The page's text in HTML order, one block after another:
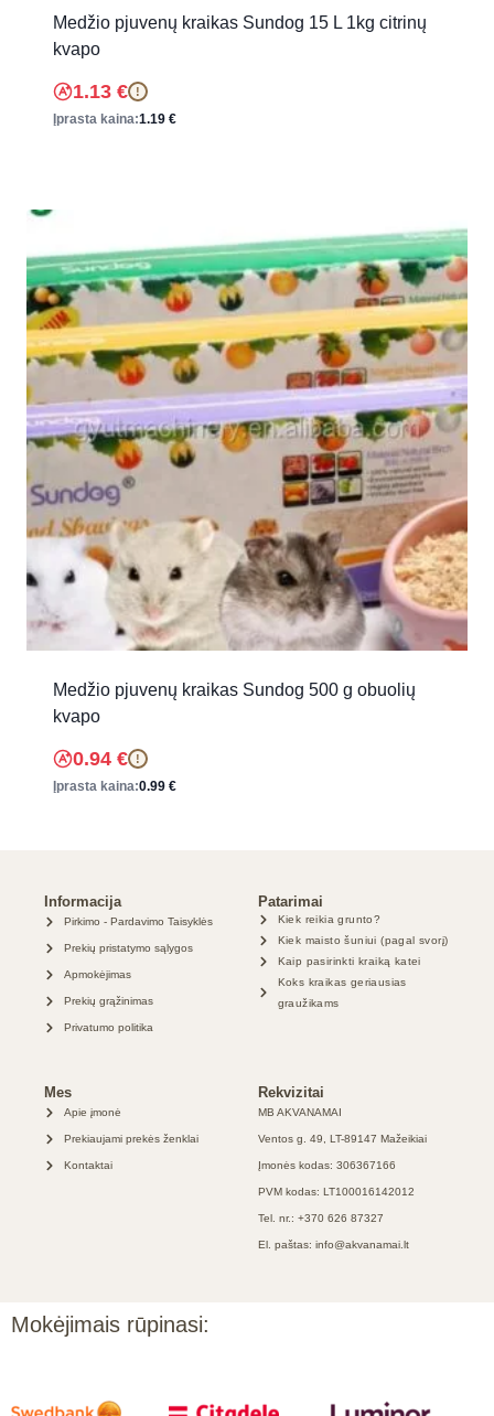
Medžio pjuvenų kraikas Sundog 15 L 1kg citrinų
kvapo
1.13 € !
Įprasta kaina:1.19 €
Medžio pjuvenų kraikas Sundog 500 g obuolių
kvapo
0.94 € !
Įprasta kaina:0.99 €
Informacija
Pirkimo - Pardavimo Taisyklės
Prekių pristatymo sąlygos
Apmokėjimas
Prekių grąžinimas
Privatumo politika
Patarimai
Kiek reikia grunto?
Kiek maisto šuniui (pagal svorį)
Kaip pasirinkti kraiką katei
Koks kraikas geriausias
graužikams
Mes
Apie įmonė
Prekiaujami prekės ženklai
Kontaktai
Rekvizitai
MB AKVANAMAI
Ventos g. 49, LT-89147 Mažeikiai
Įmonės kodas: 306367166
PVM kodas: LT100016142012
Tel. nr.: +370 626 87327
El. paštas: info@akvanamai.lt
Mokėjimais rūpinasi: